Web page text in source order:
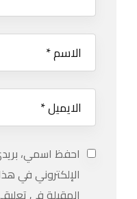
احفظ اسمي، بريدي
الإلكتروني في